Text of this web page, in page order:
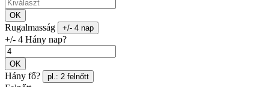
OK
Rugalmasság +/- 4 nap
+/- 4 Hány nap?
OK
Hány fő? pl.: 2 felnőtt